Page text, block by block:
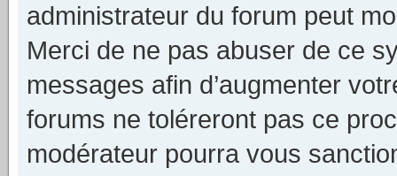
administrateur du forum peut
Merci de ne pas abuser de ce
messages afin d’augmenter
forums ne toléreront pas ce
modérateur pourra vous